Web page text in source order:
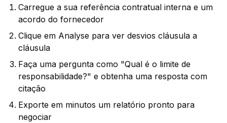
Carregue a sua referência contratual interna e um
acordo do fornecedor
Clique em Analyse para ver desvios cláusula a
cláusula
Faça uma pergunta como "Qual é o limite de
responsabilidade?" e obtenha uma resposta com
citação
Exporte em minutos um relatório pronto para
negociar